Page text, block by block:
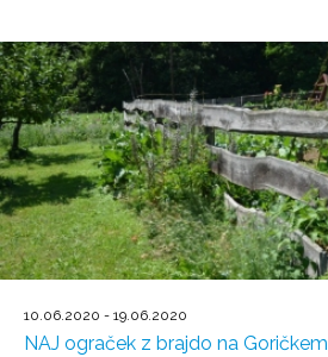
10.06.2020 - 19.06.2020
NAJ ograček z brajdo na Goričkem